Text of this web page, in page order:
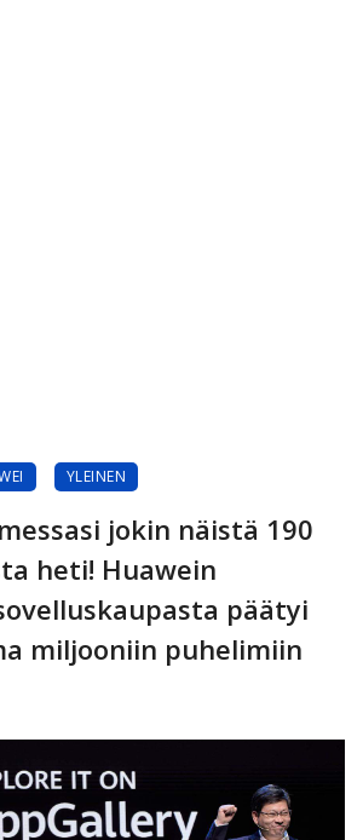
YLEINEN
jokin näistä 190
heti! Huawein
päätyi
miljooniin puhelimiin